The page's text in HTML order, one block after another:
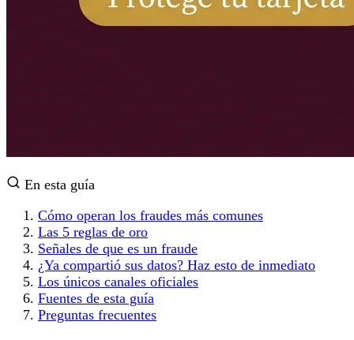
En esta guía
Cómo operan los fraudes más comunes
Las 5 reglas de oro
Señales de que es un fraude
¿Ya compartió sus datos? Haz esto de inmediato
Los únicos canales oficiales
Fuentes de esta guía
Preguntas frecuentes